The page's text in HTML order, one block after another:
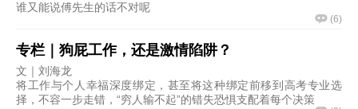
谁又能说傅先生的话不对呢
(6)
专栏｜狗屁工作，还是激情陷阱？
文｜刘海龙
将工作与个人幸福深度绑定，甚至将这种绑定前移到高考专业选
择，不容一步走错，“穷人输不起”的错失恐惧支配着每个决策